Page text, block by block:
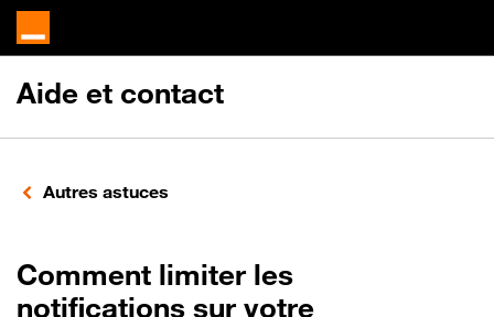
Aide et contact
Autres astuces
Comment limiter les
notifications sur votre